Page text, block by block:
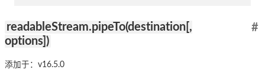
readableStream.pipeTo(destination[,
options])
#
添加于：v16.5.0